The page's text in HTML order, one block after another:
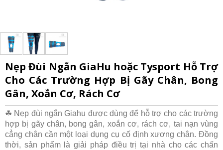
Nẹp Đùi Ngắn GiaHu hoặc Tysport Hỗ Trợ
Cho Các Trường Hợp Bị Gãy Chân, Bong
Gân, Xoắn Cơ, Rách Cơ
☘ Nẹp đùi ngắn Giahu được dùng để hỗ trợ cho các trường
hợp bị gãy chân, bong gân, xoắn cơ, rách cơ, tai nạn vùng
cẳng chân cần một loại dụng cụ cố định xương chân. Đồng
thời, sản phẩm là giải pháp điều trị tại nhà cho các chấn